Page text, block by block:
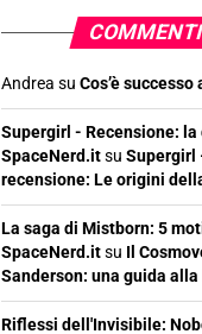
Andrea su Cos’è successo
Supergirl - Recensione:
SpaceNerd.itsu Supergirl
recensione: Le origini
La saga di Mistborn: 5
SpaceNerd.itsu Il
Sanderson: una guida
Riflessi dell'Invisibile: